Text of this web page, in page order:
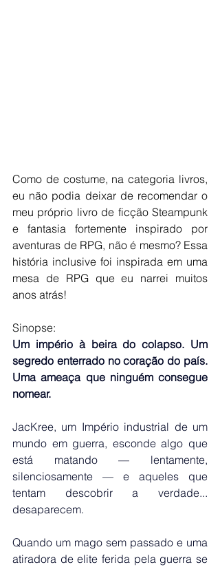
Como de costume, na categoria livros,
eu não podia deixar de recomendar o
meu próprio livro de ficção Steampunk
e fantasia fortemente inspirado por
aventuras de RPG, não é mesmo? Essa
história inclusive foi inspirada em uma
mesa de RPG que eu narrei muitos
anos atrás!
Sinopse:
Um império à beira do colapso. Um
segredo enterrado no coração do país.
Uma ameaça que ninguém consegue
nomear.
JacKree, um Império industrial de um
mundo em guerra, esconde algo que
está matando — lentamente,
silenciosamente — e aqueles que
tentam descobrir a verdade...
desaparecem.
Quando um mago sem passado e uma
atiradora de elite ferida pela guerra se